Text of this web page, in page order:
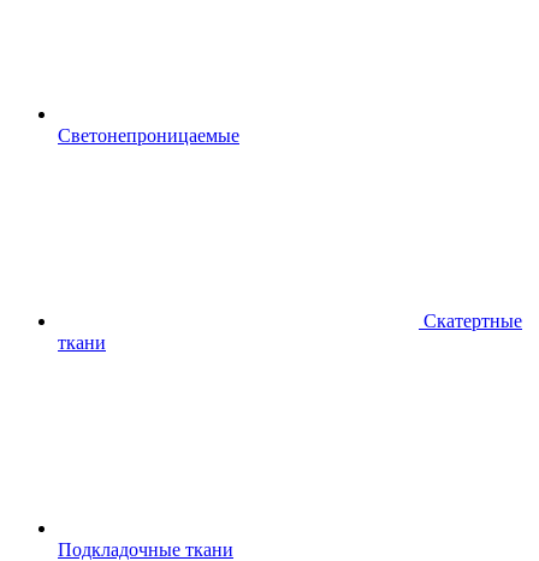
Светонепроницаемые
Скатертные
ткани
Подкладочные ткани